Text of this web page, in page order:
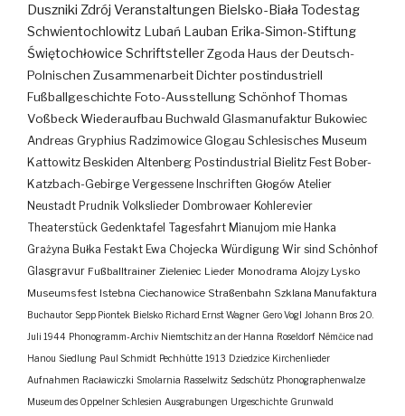
Duszniki Zdrój Veranstaltungen Bielsko-Biała Todestag
Schwientochlowitz
Lubań Lauban Erika-Simon-Stiftung
Świętochłowice SchriftstellerZgoda Haus der Deutsch-
Polnischen ZusammenarbeitDichterpostindustriell
Fußballgeschichte Foto-AusstellungSchönhofThomas
VoßbeckWiederaufbau Buchwald Glasmanufaktur Bukowiec
Andreas Gryphius Radzimowice Glogau Schlesisches Museum
Kattowitz Beskiden Altenberg Postindustrial Bielitz Fest Bober-
Katzbach-Gebirge Vergessene Inschriften Głogów Atelier
Neustadt Prudnik Volkslieder Dombrowaer Kohlerevier
Theaterstück Gedenktafel Tagesfahrt Mianujom mie Hanka
Grażyna Bułka Festakt Ewa Chojecka Würdigung Wir sind Schönhof
Glasgravur Fußballtrainer Zieleniec Lieder Monodrama Alojzy Lysko
Museumsfest Istebna Ciechanowice Straßenbahn Szklana Manufaktura
Buchautor Sepp Piontek Bielsko Richard Ernst Wagner Gero Vogl Johann Bros 20.
Juli 1944 Phonogramm-Archiv Niemtschitz an der Hanna Roseldorf Némčice nad
Hanou Siedlung Paul Schmidt Pechhütte 1913 Dziedzice Kirchenlieder
Aufnahmen Racławiczki Smolarnia Rasselwitz Sedschütz Phonographenwalze
Museum des Oppelner Schlesien Ausgrabungen Urgeschichte Grunwald